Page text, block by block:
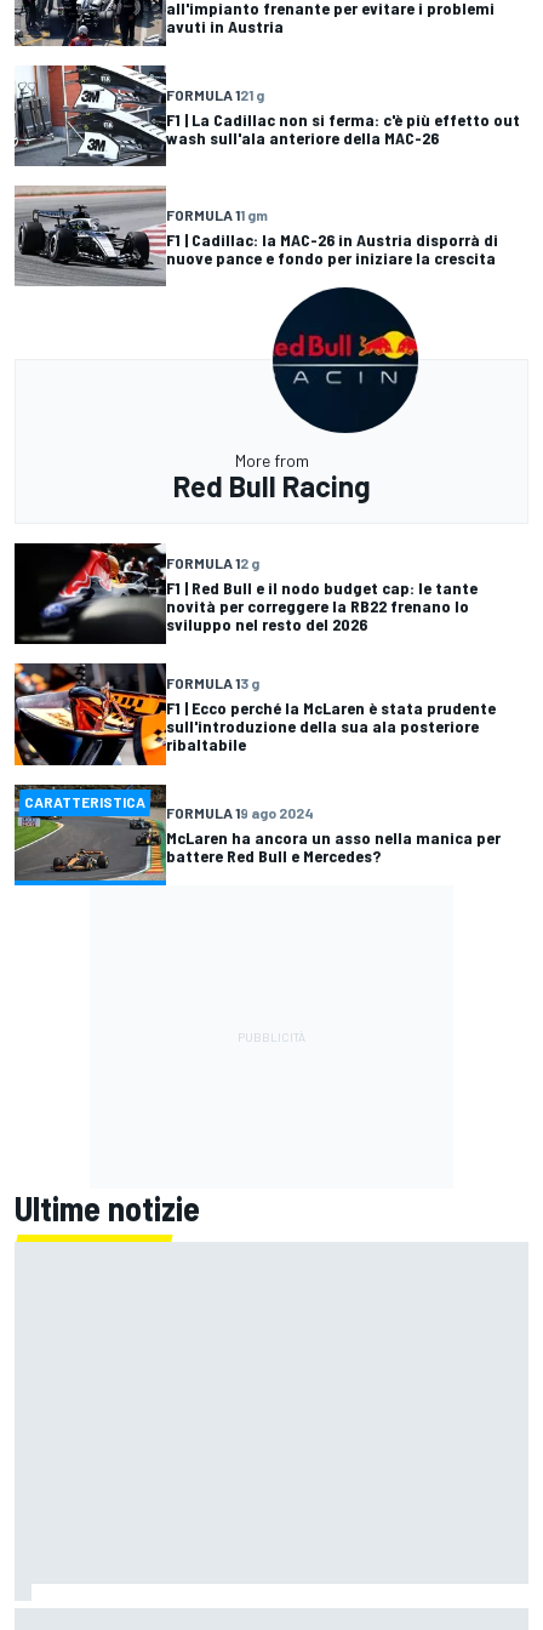
all'impianto frenante per evitare i problemi
avuti in Austria
FORMULA 121 g
F1 | La Cadillac non si ferma: c'è più effetto out
wash sull'ala anteriore della MAC-26
FORMULA 11 gm
F1 | Cadillac: la MAC-26 in Austria disporrà di
nuove pance e fondo per iniziare la crescita
More from
Red Bull Racing
FORMULA 12 g
F1 | Red Bull e il nodo budget cap: le tante
novità per correggere la RB22 frenano lo
sviluppo nel resto del 2026
FORMULA 13 g
F1 | Ecco perché la McLaren è stata prudente
sull'introduzione della sua ala posteriore
ribaltabile
CARATTERISTICA
FORMULA 19 ago 2024
McLaren ha ancora un asso nella manica per
battere Red Bull e Mercedes?
Ultime notizie